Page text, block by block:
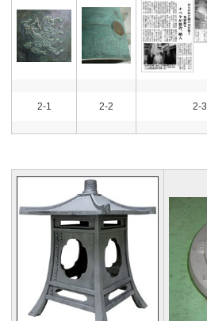
2-1 2-2 2-3